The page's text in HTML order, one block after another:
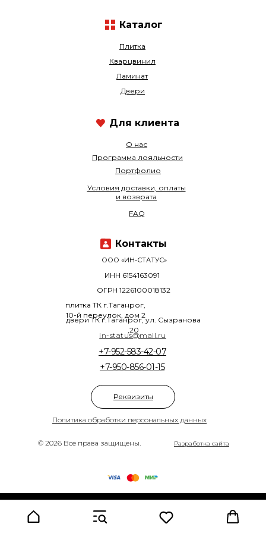
© 2026 Все права защищены.
Политика обработки персональных данных
Плитка
Кварцвинил
+7-950-856-01-15
+7-952-583-42-07
О нас
Ламинат
Программа лояльности
Двери
Портфолио
ООО «ИН-СТАТУС»
плитка ТК г.Таганрог,
10-й переулок, дом 2
двери ТК г.Таганрог, ул. Сызранова
,20
ОГРН 1226100018132
ИНН 6154163091
Разработка сайта
Условия доставки, оплаты
и возврата
FAQ
Каталог
in-status@mail.ru
Контакты
Для клиента
Реквизиты
Made on Tilda